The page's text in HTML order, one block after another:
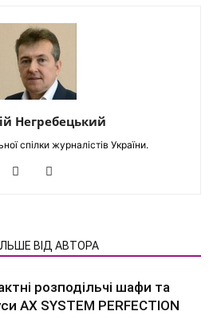
Негребецький
спілки журналістів України.
ВІД АВТОРА
розподільчі шафи та
AX SYSTEM PERFECTION